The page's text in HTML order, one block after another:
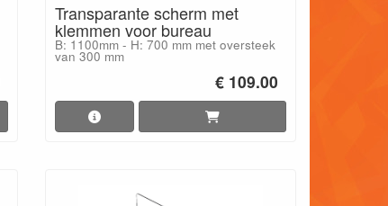
Transparante scherm met
klemmen voor bureau
B: 1100mm - H: 700 mm met oversteek
van 300 mm
€ 109.00